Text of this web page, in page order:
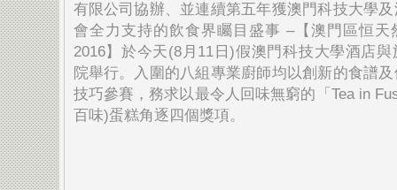
有限公司協辦、並連續第五年獲澳門科技大學
會全力支持的飲食界矚目盛事 –【澳門區恒天
2016】於今天(8月11日)假澳門科技大學酒店
院舉行。入圍的八組專業廚師均以創新的食譜
技巧參賽，務求以最令人回味無窮的「Tea in
百味)蛋糕角逐四個獎項。